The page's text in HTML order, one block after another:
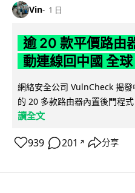
Vin 1 日
逾 20 款平價路由
動連線回中國 全
網絡安全公司 VulnCheck 揭
的 20 多款路由器內置後門程
讀全文
939 201 ↗ 分享